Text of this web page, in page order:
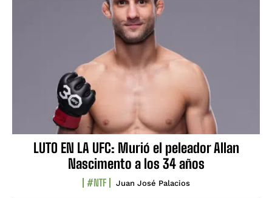
LUTO EN LA UFC: Murió el peleador Allan
Nascimento a los 34 años
#NTF Juan José Palacios